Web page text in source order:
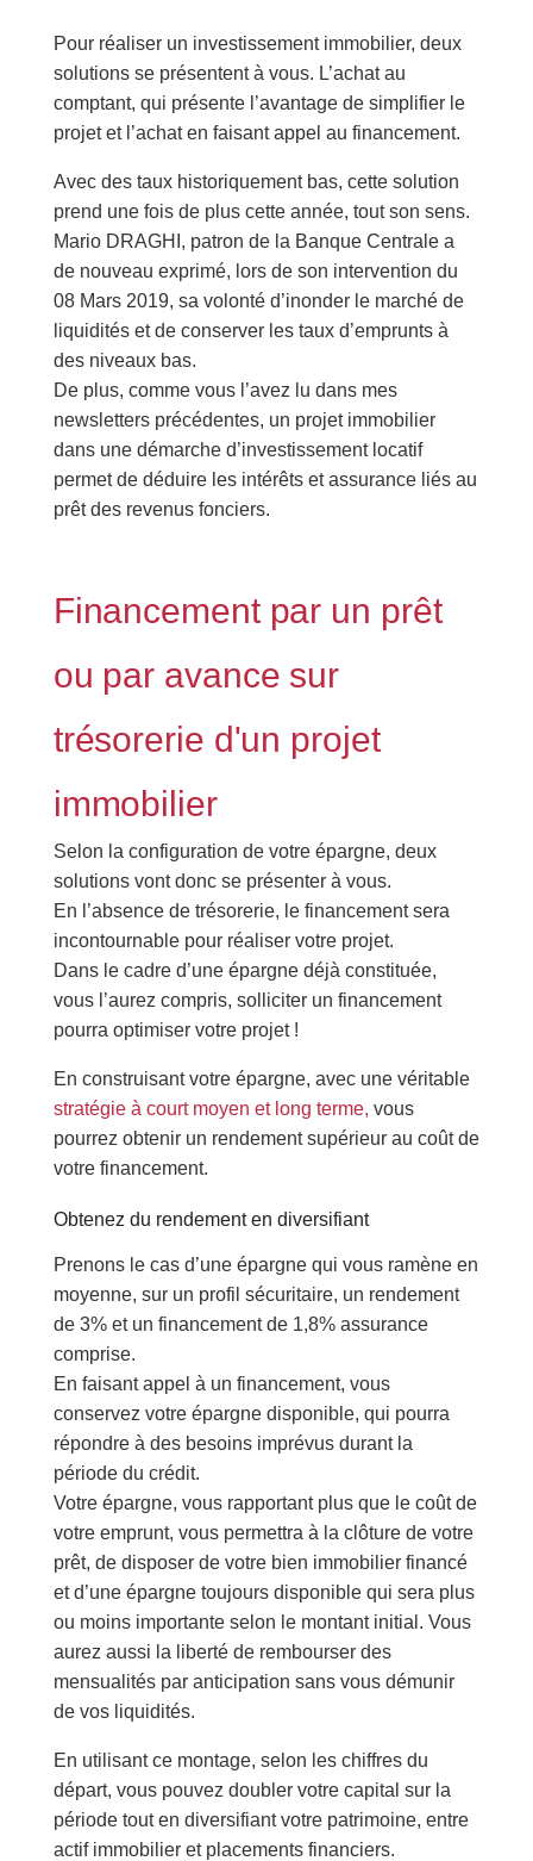
Pour réaliser un investissement immobilier, deux
solutions se présentent à vous. L’achat au
comptant, qui présente l’avantage de simplifier le
projet et l’achat en faisant appel au financement.
Avec des taux historiquement bas, cette solution
prend une fois de plus cette année, tout son sens.
Mario DRAGHI, patron de la Banque Centrale a
de nouveau exprimé, lors de son intervention du
08 Mars 2019, sa volonté d’inonder le marché de
liquidités et de conserver les taux d’emprunts à
des niveaux bas.
De plus, comme vous l’avez lu dans mes
newsletters précédentes, un projet immobilier
dans une démarche d’investissement locatif
permet de déduire les intérêts et assurance liés au
prêt des revenus fonciers.
Financement par un prêt
ou par avance sur
trésorerie d'un projet
immobilier
Selon la configuration de votre épargne, deux
solutions vont donc se présenter à vous.
En l’absence de trésorerie, le financement sera
incontournable pour réaliser votre projet.
Dans le cadre d’une épargne déjà constituée,
vous l’aurez compris, solliciter un financement
pourra optimiser votre projet !
En construisant votre épargne, avec une véritable
stratégie à court moyen et long terme, vous
pourrez obtenir un rendement supérieur au coût de
votre financement.
Obtenez du rendement en diversifiant
Prenons le cas d’une épargne qui vous ramène en
moyenne, sur un profil sécuritaire, un rendement
de 3% et un financement de 1,8% assurance
comprise.
En faisant appel à un financement, vous
conservez votre épargne disponible, qui pourra
répondre à des besoins imprévus durant la
période du crédit.
Votre épargne, vous rapportant plus que le coût de
votre emprunt, vous permettra à la clôture de votre
prêt, de disposer de votre bien immobilier financé
et d’une épargne toujours disponible qui sera plus
ou moins importante selon le montant initial. Vous
aurez aussi la liberté de rembourser des
mensualités par anticipation sans vous démunir
de vos liquidités.
En utilisant ce montage, selon les chiffres du
départ, vous pouvez doubler votre capital sur la
période tout en diversifiant votre patrimoine, entre
actif immobilier et placements financiers.